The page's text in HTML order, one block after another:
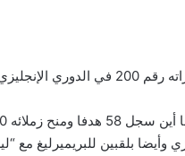
وصل “رياض محرز” نجم “مانشستر سيتي”،
وأيضا بلقبين للبريميرليغ مع